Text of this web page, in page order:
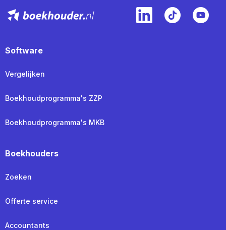
Software
Vergelijken
Boekhoudprogramma's ZZP
Boekhoudprogramma's MKB
Boekhouders
Zoeken
Offerte service
Accountants